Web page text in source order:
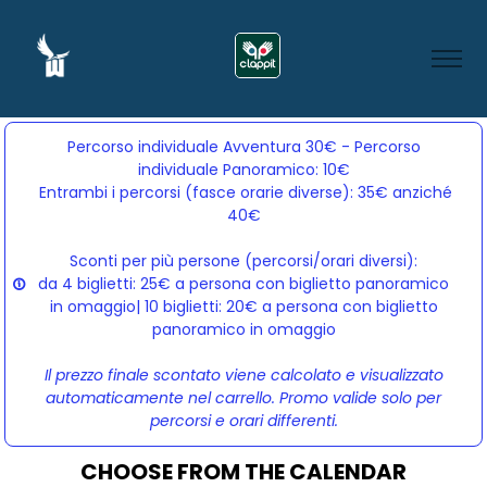
Percorso individuale Avventura 30€ - Percorso
individuale Panoramico: 10€
Entrambi i percorsi (fasce orarie diverse): 35€ anziché
40€
Sconti per più persone (percorsi/orari diversi):
da 4 biglietti: 25€ a persona con biglietto panoramico
in omaggio| 10 biglietti: 20€ a persona con biglietto
panoramico in omaggio
Il prezzo finale scontato viene calcolato e visualizzato
automaticamente nel carrello. Promo valide solo per
percorsi e orari differenti.
CHOOSE FROM THE CALENDAR